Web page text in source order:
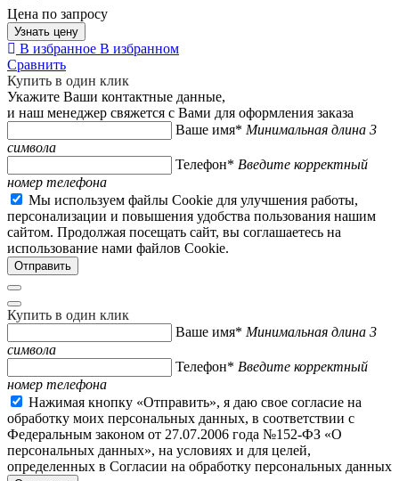
Цена по запросу
Узнать цену
В избранное В избранном
Сравнить
Купить в один клик
Укажите Ваши контактные данные,
и наш менеджер свяжется с Вами для оформления заказа
Ваше имя* Минимальная длина 3
символа
Телефон* Введите корректный
номер телефона
Мы используем файлы Cookie для улучшения работы,
персонализации и повышения удобства пользования нашим
сайтом. Продолжая посещать сайт, вы соглашаетесь на
использование нами файлов Cookie.
Купить в один клик
Ваше имя* Минимальная длина 3
символа
Телефон* Введите корректный
номер телефона
Нажимая кнопку «Отправить», я даю свое согласие на
обработку моих персональных данных, в соответствии с
Федеральным законом от 27.07.2006 года №152-ФЗ «О
персональных данных», на условиях и для целей,
определенных в Согласии на обработку персональных данных